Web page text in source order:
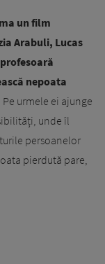
un film
Arabuli, Lucas
nepoata
Pe urmele ei ajunge
unde îl
persoanelor
pierdută pare,